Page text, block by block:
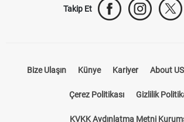
Takip Et
Bize Ulaşın Künye Kariyer About US
Çerez Politikası Gizlilik
KVKK Aydınlatma Metni